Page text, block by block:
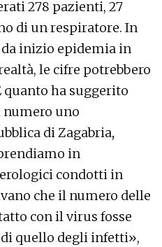
278 pazienti, 27
di un respiratore. In
da inizio epidemia in
le cifre potrebbero
quanto ha suggerito
numero uno
di Zagabria,
in
condotti in
che il numero delle
con il virus fosse
quello degli infetti»,